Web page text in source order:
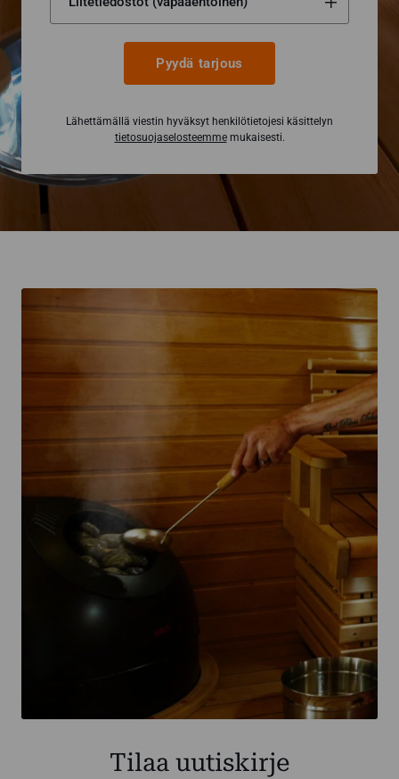
Pyydä tarjous
Lähettämällä viestin hyväksyt henkilötietojesi käsittelyn
tietosuojaselosteemmemukaisesti.
Tilaa uutiskirje